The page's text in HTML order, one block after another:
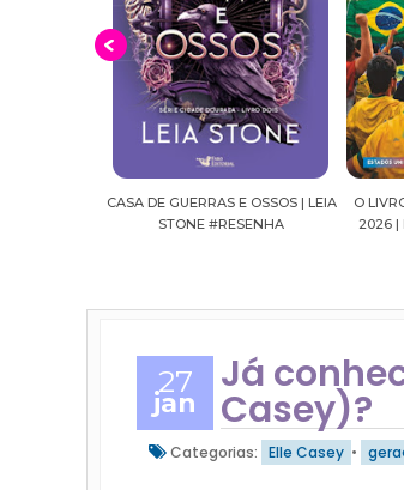
O LIVRO DE OURO DAS COPAS
2026 | LYCIO VELLOZO RIBAS
27
jan
Já
Casey)?
Categorias: Elle Casey •